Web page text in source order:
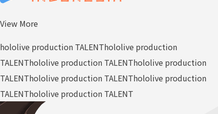
View More
hololive production TALENThololive production
TALENThololive production TALENThololive production
TALENThololive production TALENThololive production
TALENThololive production TALENT